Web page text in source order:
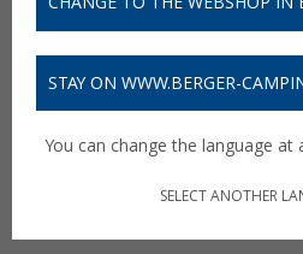
STAY ON WWW.BERGER-
You can change the language at
SELECT ANOTHER